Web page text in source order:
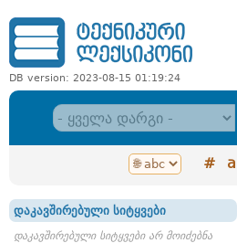
DB version: 2023-08-15 01:19:24
# a
დაკავშირებული სიტყვები
დაკავშირებული სიტყვები არ მოიძებნა